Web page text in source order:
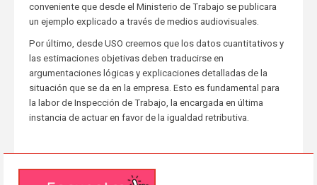
conveniente que desde el Ministerio de Trabajo se publicara
un ejemplo explicado a través de medios audiovisuales.
Por último, desde USO creemos que los datos cuantitativos y
las estimaciones objetivas deben traducirse en
argumentaciones lógicas y explicaciones detalladas de la
situación que se da en la empresa. Esto es fundamental para
la labor de Inspección de Trabajo, la encargada en última
instancia de actuar en favor de la igualdad retributiva.